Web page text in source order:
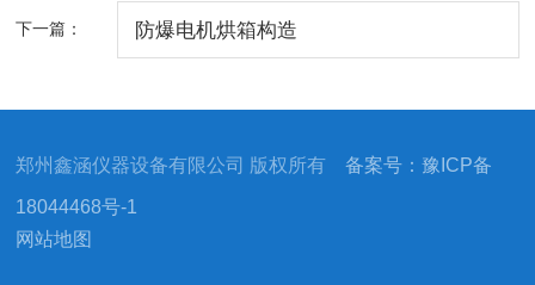
下一篇： 防爆电机烘箱构造
郑州鑫涵仪器设备有限公司 版权所有备案号：豫ICP备
18044468号-1
网站地图